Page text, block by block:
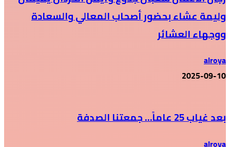
وليمة عشاء بحضور أصحاب المعالي والسعادة
ووجهاء العشائر
alroya
2025-09-10
بعد غياب 25 عاماً… جمعتنا الصدفة
alroya